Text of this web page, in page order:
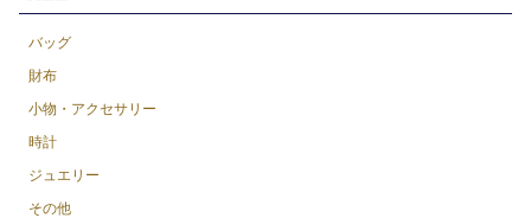
バッグ
財布
小物・アクセサリー
時計
ジュエリー
その他